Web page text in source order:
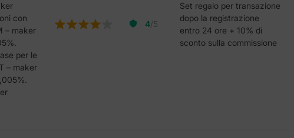
con
– maker
per le
– maker
4/5
Set regalo per transazione
dopo la registrazione
entro 24 ore + 10% di
sconto sulla commissione